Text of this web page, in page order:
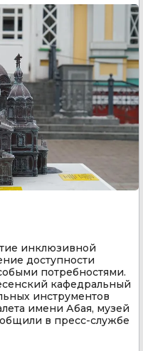
инклюзивной
доступности
потребностями.
кафедральный
инструментов
имени Абая, музей
в пресс-службе